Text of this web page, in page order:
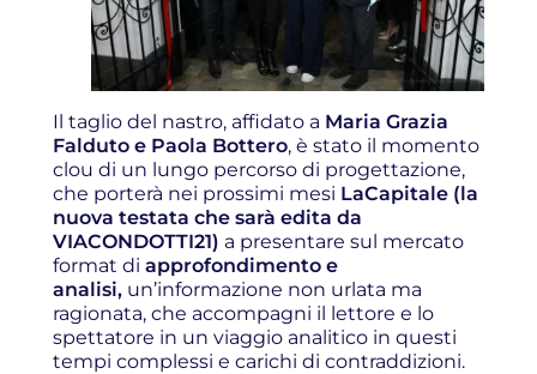
Il taglio del nastro, affidato a Maria Grazia
Falduto e Paola Bottero, è stato il momento
clou di un lungo percorso di progettazione,
che porterà nei prossimi mesi LaCapitale (la
nuova testata che sarà edita da
VIACONDOTTI21) a presentare sul mercato
format di approfondimento e
analisi, un’informazione non urlata ma
ragionata, che accompagni il lettore e lo
spettatore in un viaggio analitico in questi
tempi complessi e carichi di contraddizioni.